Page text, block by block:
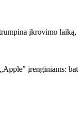
įkrovimo
įrenginiams: